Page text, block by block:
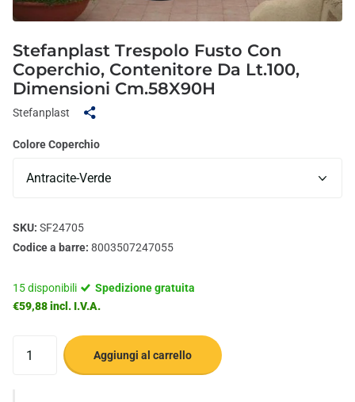
Stefanplast Trespolo Fusto Con
Coperchio, Contenitore Da Lt.100,
Dimensioni Cm.58X90H
Stefanplast
Colore Coperchio
SKU: SF24705
Codice a barre: 8003507247055
15 disponibili
Spedizione gratuita
€59,88 incl. I.V.A.
Aggiungi al carrello